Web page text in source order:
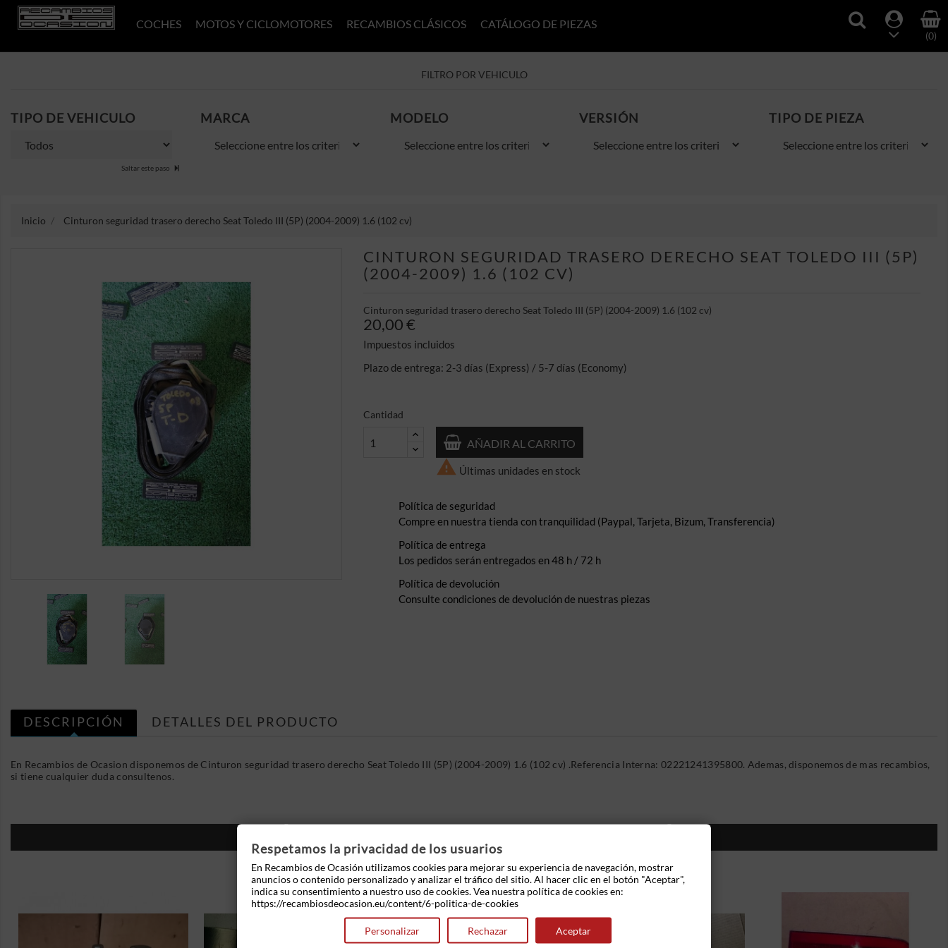
COCHES MOTOS Y CICLOMOTORES RECAMBIOS CLÁSICOS CATÁLOGO DE PIEZAS
(0)
FILTRO POR VEHICULO
TIPO DE VEHICULO
Saltar este paso
MARCA MODELO VERSIÓN TIPO DE PIEZA
Inicio Cinturon seguridad trasero derecho Seat Toledo III (5P) (2004-2009) 1.6 (102 cv)
CINTURON SEGURIDAD TRASERO DERECHO SEAT TOLEDO III (5P)
(2004-2009) 1.6 (102 CV)
Cinturon seguridad trasero derecho Seat Toledo III (5P) (2004-2009) 1.6 (102 cv)
20,00 €
Impuestos incluidos
Plazo de entrega: 2-3 días (Express) / 5-7 días (Economy)
Cantidad
AÑADIR AL CARRITO
 Últimas unidades en stock
Política de seguridad
Compre en nuestra tienda con tranquilidad (Paypal, Tarjeta, Bizum, Transferencia)
Política de entrega
Los pedidos serán entregados en 48 h / 72 h
Política de devolución
Consulte condiciones de devolución de nuestras piezas
DESCRIPCIÓN DETALLES DEL PRODUCTO
En Recambios de Ocasion disponemos de Cinturon seguridad trasero derecho Seat Toledo III (5P) (2004-2009) 1.6 (102 cv) .Referencia Interna: 02221241395800. Ademas, disponemos de mas recambios,
si tiene cualquier duda consultenos.
Respetamos la privacidad de los usuarios
En Recambios de Ocasión utilizamos cookies para mejorar su experiencia de navegación, mostrar
anuncios o contenido personalizado y analizar el tráfico del sitio. Al hacer clic en el botón "Aceptar",
indica su consentimiento a nuestro uso de cookies. Vea nuestra política de cookies en:
https://recambiosdeocasion.eu/content/6-politica-de-cookies
Personalizar Rechazar Aceptar